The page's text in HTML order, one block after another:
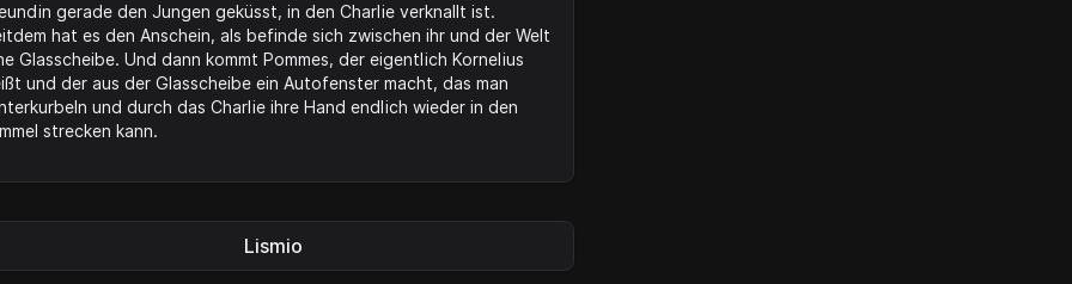
gerade den Jungen geküsst, in den Charlie verknallt ist.
hat es den Anschein, als befinde sich zwischen ihr und der Welt
Glasscheibe. Und dann kommt Pommes, der eigentlich Kornelius
und der aus der Glasscheibe ein Autofenster macht, das man
und durch das Charlie ihre Hand endlich wieder in den
strecken kann.
Lismio